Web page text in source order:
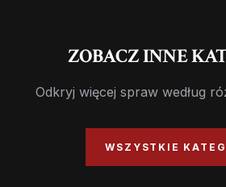
ZOBACZ INNE
Odkryj więcej spraw według
WSZYSTKIE